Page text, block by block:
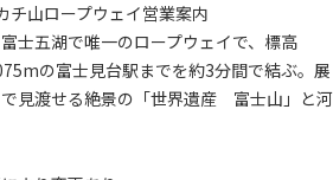
チ山ロープウェイ営業案内
士五湖で唯一のロープウェイで、標高
の富士見台駅までを約3分間で結ぶ。展
見渡せる絶景の「世界遺産 富士山」と河